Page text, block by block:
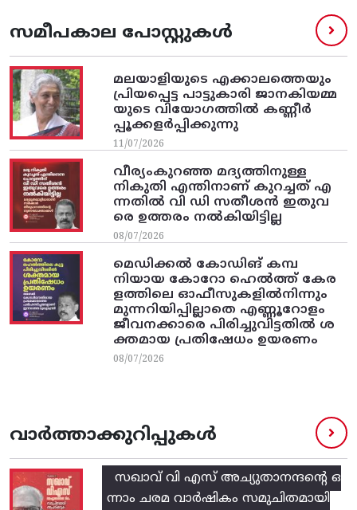
സമീപകാല പോസ്റ്റുകൾ
മലയാളിയുടെ എക്കാലത്തെയും
പ്രിയപ്പെട്ട പാട്ടുകാരി ജാനകിയമ്മ
യുടെ വിയോഗത്തിൽ കണ്ണീർ
പ്പൂക്കളർപ്പിക്കുന്നു
11/07/2026
വീര്യംകുറഞ്ഞ മദ്യത്തിനുള്ള
നികുതി എന്തിനാണ് കുറച്ചത് എ
ന്നതിൽ വി ഡി സതീശൻ ഇതുവ
രെ ഉത്തരം നൽകിയിട്ടില്ല
08/07/2026
മെഡിക്കൽ കോഡിങ് കമ്പ
നിയായ കോറോ ഹെൽത്ത് കേര
ളത്തിലെ ഓഫീസുകളിൽനിന്നും
മുന്നറിയിപ്പില്ലാതെ എണ്ണൂറോളം
ജീവനക്കാരെ പിരിച്ചുവിട്ടതിൽ‌ ശ
ക്തമായ പ്രതിഷേധം ഉയരണം
08/07/2026
വാർത്താക്കുറിപ്പുകൾ
സഖാവ് വി എസ്‌ അച്യുതാനന്ദന്റെ ഒ
ന്നാം ചരമ വാര്‍ഷികം സമുചിതമായി